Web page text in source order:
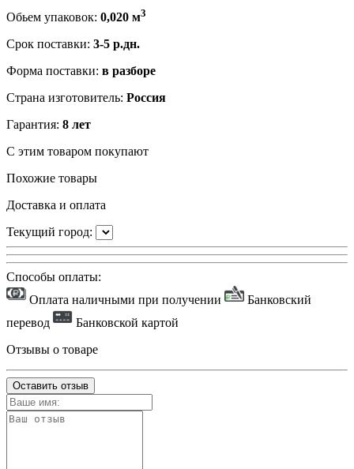
Обьем упаковок: 0,020 м3
Срок поставки: 3-5 р.дн.
Форма поставки: в разборе
Страна изготовитель: Россия
Гарантия: 8 лет
С этим товаром покупают
Похожие товары
Доставка и оплата
Текущий город:
Способы оплаты:
Оплата наличными при получении
Банковский
перевод
Банковской картой
Отзывы о товаре
Оставить отзыв